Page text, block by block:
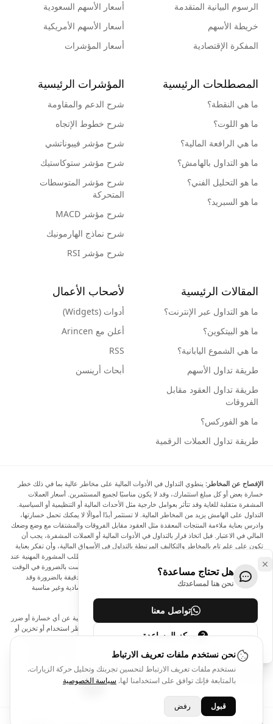
الرسوم البيانية المتقدمة
خريطة الأسهم
المفكرة الإقتصادية
أسعار الأسهم السعودية
أسعار الأسهم الأمريكية
أسعار المؤشرات
المصطلحات الرئيسية
ما هي النقطة؟
ما هو اللوت؟
ما هي الرافعة المالية؟
ما هو التداول بالهامش؟
ما هو التحليل الفني؟
ما هو السبريد؟
المؤشرات الرئيسية
شرح الدعم والمقاومة
شرح خطوط الإتجاه
شرح مؤشر فيبوناتشي
شرح مؤشر ستوكاستيك
شرح مؤشر المتوسطات
المتحركة
شرح مؤشر MACD
شرح نماذج الهارمونيك
شرح مؤشر RSI
المقالات الرئيسية
ما هو التداول عبر الإنترنت؟
ما هو البيتكوين؟
ما هي الشموع اليابانية؟
طريقة تداول الأسهم
طريقة تداول العقود مقابل
الفروقات
ما هو الفوركس؟
طريقة تداول العملات الرقمية
لأصحاب الأعمال
أدوات (Widgets)
أعلن مع Arincen
RSS
أبحاث أرينسن
الإفصاح عن المخاطر: ينطوي التداول في الأدوات المالية على مخاطر عالية بما في ذلك خطر
خسارة بعض أو كل مبلغ استثمارك، وقد لا يكون مناسبًا لجميع المستثمرين. أسعار العملات
المشفرة متقلبة للغاية وقد تتأثر بعوامل خارجية مثل الأحداث المالية أو التنظيمية أو السياسية.
التداول على الهامش يزيد من المخاطر المالية. لا تستثمر أبدًا أموالًا لا يمكنك تحمل خسارتها،
وادرس بعناية ملاءمة المنتجات المعقدة مثل العقود مقابل الفروقات والمشتقات مع وضع وضعك
المالي في الاعتبار. قبل اتخاذ قرار بالتداول في الأدوات المالية أو العملات المشفرة، يجب أن
تكون على علم تام بالمخاطر والتكاليف المرتبطة بالتداول في الأسواق المالية، وأن تفكر بعناية
في أهدافك الاستثمارية ومستوى خبرتك ورغبتك في المخاطرة، وأن تطلب المشورة المهنية عند
الحاجة. تود Arincen أن تذكرك بأن البيانات الواردة في هذا الموقع ليست بالضرورة في الوقت
الفعلي وليست دقيقة. البيانات والأسعار الموجودة على الموقع ليست دقيقة بالضرورة وقد
تختلف عن السعر الفعلي في أي سوق معينة، مما يعني أن الأسعار إرشادية وغير مناسبة
لأغراض التداول.
لن يتحمل Arincen وأي مزود للبيانات الواردة في هذا الموقع المسؤولية عن أي خسارة أو ضرر
نتيجة لتداولك، أو اعتمادك على المعلومات الواردة في هذا الموقع. يحظر استخدام أو تخزين أو
إعادة إنتاج أو عرض أو تعديل أو نقل أو توزيع البيانات الموجودة في هذا الموقع دون الحصول
على إذن كتابي صريح مسبق من Arincen و/أو مزود البيانات. جميع حقوق الملكية الفكرية
محفوظة من قبل مقدمي الخدمة و/أو البورصة التي تقدم البيانات الواردة في هذا الموقع. قد
يتم تعويض Arincen من قبل المعلنين الذين يظهرون على الموقع، بناءً على تفاعلك مع
الإعلانات أو المعلنين.
هل تحتاج مساعدة؟
نحن هنا لمساعدتك
تواصل معنا
مركز المساعدة
نحن نستخدم ملفات تعريف الارتباط
نستخدم ملفات تعريف الارتباط لتحسين تجربتك وتحليل حركة الزيارات.
بالمتابعة فإنك توافق على استخدامنا لها. سياسة الخصوصية
قبول رفض